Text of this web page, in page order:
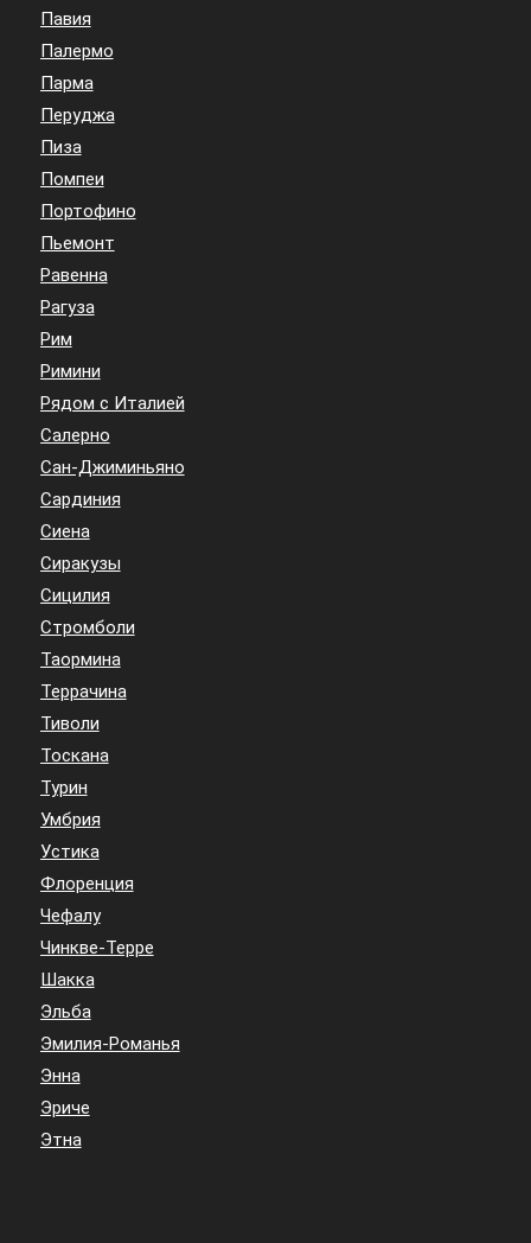
Павия
Палермо
Парма
Перуджа
Пиза
Помпеи
Портофино
Пьемонт
Равенна
Рагуза
Рим
Римини
Рядом с Италией
Салерно
Сан-Джиминьяно
Сардиния
Сиена
Сиракузы
Сицилия
Стромболи
Таормина
Террачина
Тиволи
Тоскана
Турин
Умбрия
Устика
Флоренция
Чефалу
Чинкве-Терре
Шакка
Эльба
Эмилия-Романья
Энна
Эриче
Этна